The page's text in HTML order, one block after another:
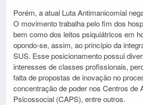
Porém, a atual Luta Antimanicomial
O movimento trabalha pelo fim dos
bem como dos leitos psiquiátricos em
opondo-se, assim, ao princípio da
SUS. Esse posicionamento possui
interesses de classes profissionais,
falta de propostas de inovação no
concentração de poder nos Centros de
Psicossocial (CAPS), entre outros.